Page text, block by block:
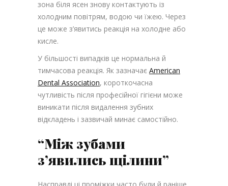
зона біля ясен знову контактують із
холодним повітрям, водою чи їжею. Через
це може з’явитись реакція на холодне або
кисле.
У більшості випадків це нормальна й
тимчасова реакція. Як зазначає American
Dental Association, короткочасна
чутливість після професійної гігієни може
виникати після видалення зубних
відкладень і зазвичай минає самостійно.
“Між зубами
з’явились щілини”